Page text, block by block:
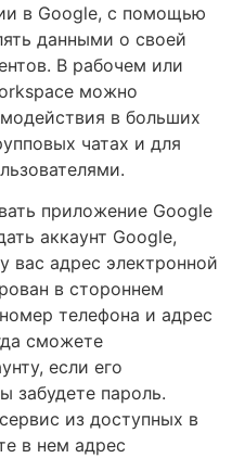
в Google, с помощью
данными о своей
В рабочем или
можно
в больших
чатах и для
приложение Google
аккаунт Google,
адрес электронной
в стороннем
телефона и адрес
сможете
если его
забудете пароль.
из доступных в
в нем адрес